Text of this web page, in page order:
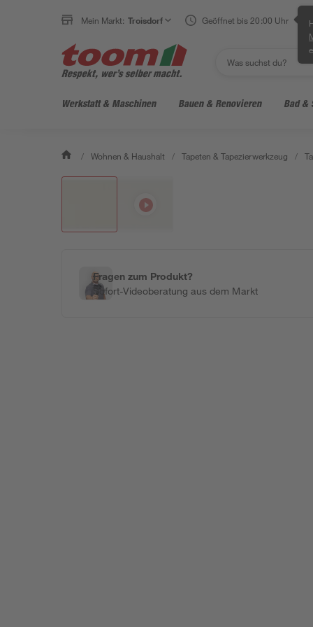
Mein Markt: Troisdorf Geöffnet bis 20:00 Uhr
Werkstatt & Maschinen Bauen & Renovieren Bad &
/ Wohnen & Haushalt / Tapeten & Tapezierwerkzeug /
Fragen zum Produkt?
Sofort-Videoberatung aus dem Markt